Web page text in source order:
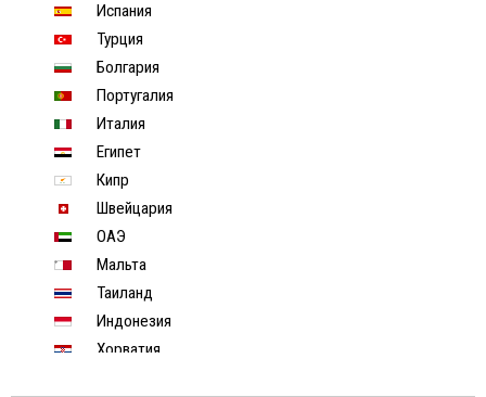
Испания
Турция
Болгария
Португалия
Италия
Египет
Кипр
Швейцария
ОАЭ
Мальта
Таиланд
Индонезия
Хорватия